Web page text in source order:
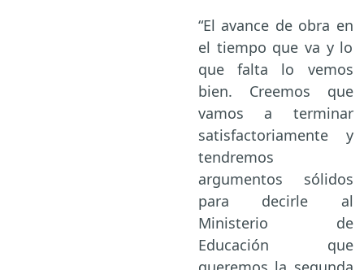
“El avance de obra en
el tiempo que va y lo
que falta lo vemos
bien. Creemos que
vamos a terminar
satisfactoriamente y
tendremos
argumentos sólidos
para decirle al
Ministerio de
Educación que